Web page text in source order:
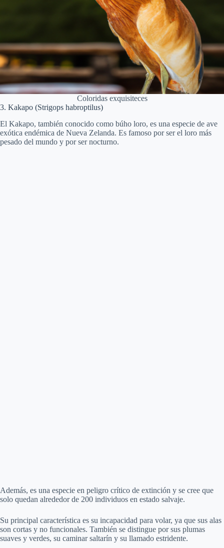
Coloridas exquisiteces
3. Kakapo (Strigops habroptilus)
El Kakapo, también conocido como búho loro, es una especie de ave
exótica endémica de Nueva Zelanda. Es famoso por ser el loro más
pesado del mundo y por ser nocturno.
Además, es una especie en peligro crítico de extinción y se cree que
solo quedan alrededor de 200 individuos en estado salvaje.
Su principal característica es su incapacidad para volar, ya que sus alas
son cortas y no funcionales. También se distingue por sus plumas
suaves y verdes, su caminar saltarín y su llamado estridente.